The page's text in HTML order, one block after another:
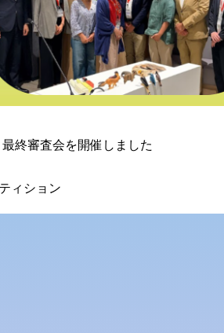
終審査会を開催しました
ィション